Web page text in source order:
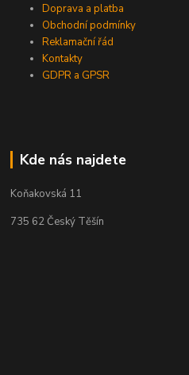
Doprava a platba
Obchodní podmínky
Reklamační řád
Kontakty
GDPR a GPSR
Kde nás najdete
Koňakovská 11
735 62 Český Těšín